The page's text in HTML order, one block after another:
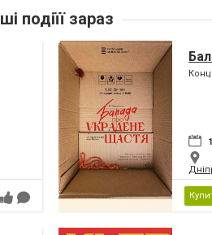
подіїї зараз